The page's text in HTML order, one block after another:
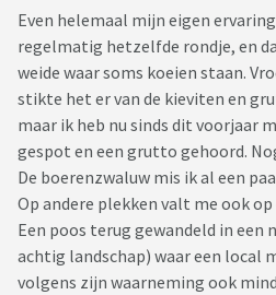
Even helemaal mijn eigen
regelmatig hetzelfde rondje, en
weide waar soms koeien staan.
stikte het er van de kieviten en
maar ik heb nu sinds dit voorjaar
gespot en een grutto gehoord.
De boerenzwaluw mis ik al een
Op andere plekken valt me ook
Een poos terug gewandeld in een
achtig landschap) waar een local
volgens zijn waarneming ook